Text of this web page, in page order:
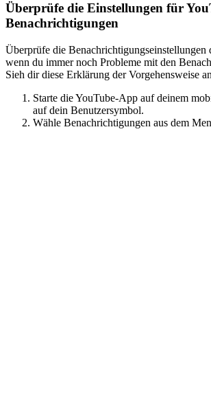
Überprüfe die Einstellungen für
Benachrichtigungen
Überprüfe die Benachrichtigungseinstellungen
wenn du immer noch Probleme mit den
Sieh dir diese Erklärung der Vorgehensweise
Starte die YouTube-App auf deinem
auf dein Benutzersymbol.
Wähle Benachrichtigungen aus dem